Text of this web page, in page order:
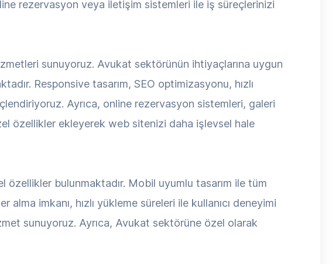
rezervasyon veya iletişim sistemleri ile iş süreçlerinizi
sunuyoruz. Avukat sektörünün ihtiyaçlarına uygun
Responsive tasarım, SEO optimizasyonu, hızlı
Ayrıca, online rezervasyon sistemleri, galeri
özellikler ekleyerek web sitenizi daha işlevsel hale
bulunmaktadır. Mobil uyumlu tasarım ile tüm
imkanı, hızlı yükleme süreleri ile kullanıcı deneyimi
sunuyoruz. Ayrıca, Avukat sektörüne özel olarak